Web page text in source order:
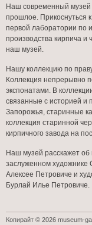
Наш современный музей
прошлое. Прикоснуться
первой лаборатории по
производства кирпича
наш музей.
Нашу коллекцию по
Коллекция непрерывно
экспонатами. В
связанные с историей и
Запорожья, старинные
коллекция старинной
кирпичного завода на
Наш музей расскажет об
заслуженном
Алексее Петровиче и
Бурлай Илье Петровиче.
Копирайт © 2026 museum-